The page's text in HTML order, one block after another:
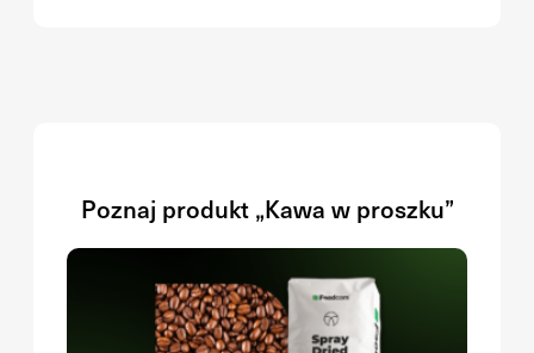
Poznaj produkt „Kawa w proszku”